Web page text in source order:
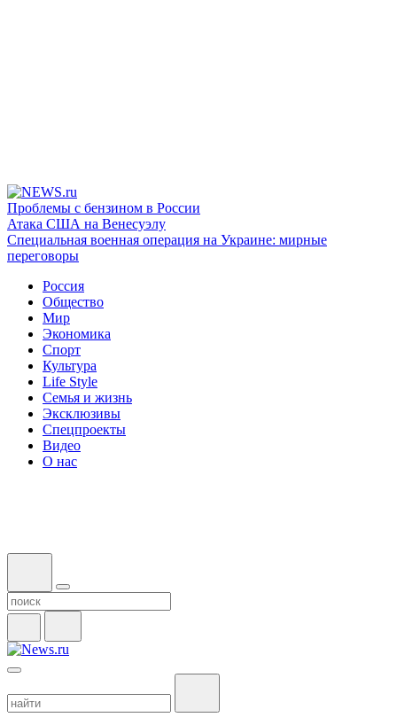
Проблемы с бензином в России
Атака США на Венесуэлу
Специальная военная операция на Украине: мирные
переговоры
Россия
Общество
Мир
Экономика
Спорт
Культура
Life Style
Семья и жизнь
Эксклюзивы
Спецпроекты
Видео
О нас